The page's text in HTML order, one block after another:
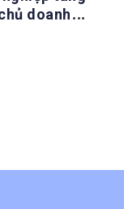
doanh